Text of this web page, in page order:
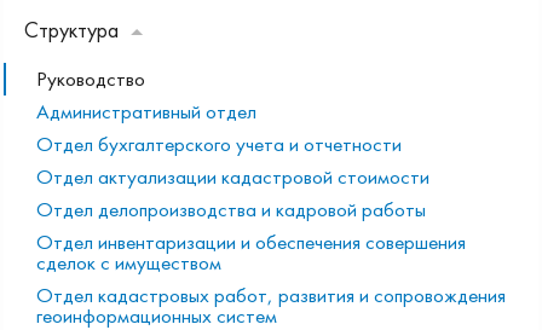
Структура
Руководство
Административный отдел
Отдел бухгалтерского учета и отчетности
Отдел актуализации кадастровой стоимости
Отдел делопроизводства и кадровой работы
Отдел инвентаризации и обеспечения совершения
сделок с имуществом
Отдел кадастровых работ, развития и сопровождения
геоинформационных систем